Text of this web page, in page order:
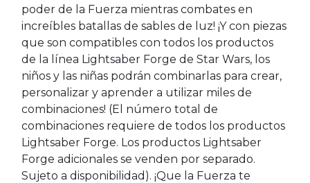
poder de la Fuerza mientras combates en
increíbles batallas de sables de luz! ¡Y con piezas
que son compatibles con todos los productos
de la línea Lightsaber Forge de Star Wars, los
niños y las niñas podrán combinarlas para crear,
personalizar y aprender a utilizar miles de
combinaciones! (El número total de
combinaciones requiere de todos los productos
Lightsaber Forge. Los productos Lightsaber
Forge adicionales se venden por separado.
Sujeto a disponibilidad). ¡Que la Fuerza te